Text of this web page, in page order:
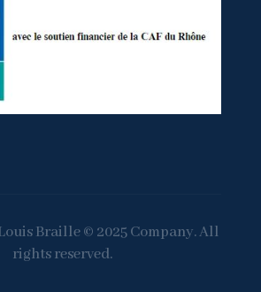
Braille © 2025 Company. All
rights reserved.